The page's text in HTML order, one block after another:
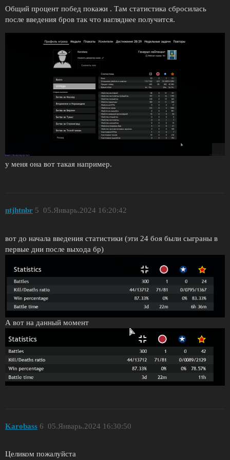
Общий процент побед покажи . Там статистика сбросилась
после введения бров так что нагляднее получится.
у меня она вот такая например.
ntjhtnbr 05.Январь.2024 16:20:42
5
вот до начала введения статистики (эти 24 боя были сыграны в
первые дни после выхода бр)
А вот на данный момент
Karobass 05.Январь.2024 16:30:50
6
Целиком пожалуйста